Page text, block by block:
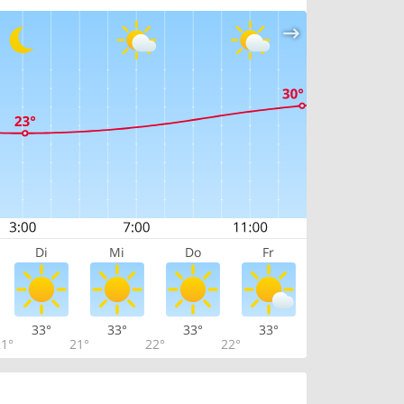
Di Mi Do Fr
33°
21°
33°
22°
33°
22°
33°